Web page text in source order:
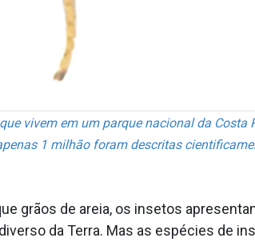
vivem em um parque nacional da Costa
1 milhão foram descritas
grãos de areia, os insetos
da Terra. Mas as espécies de